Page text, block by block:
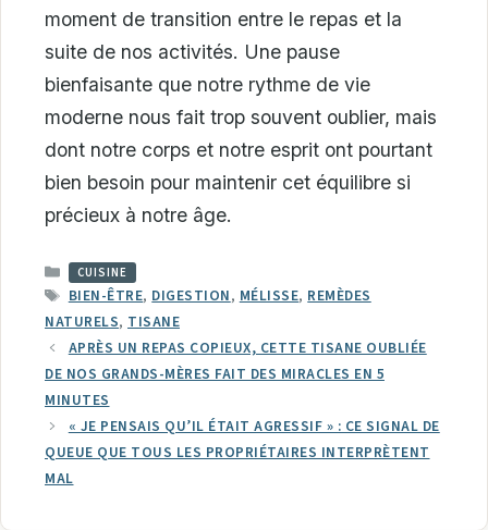
moment de transition entre le repas et la
suite de nos activités. Une pause
bienfaisante que notre rythme de vie
moderne nous fait trop souvent oublier, mais
dont notre corps et notre esprit ont pourtant
bien besoin pour maintenir cet équilibre si
précieux à notre âge.
CATÉGORIES
CUISINE
ÉTIQUETTES
BIEN-ÊTRE, DIGESTION, MÉLISSE, REMÈDES
NATURELS, TISANE
APRÈS UN REPAS COPIEUX, CETTE TISANE OUBLIÉE
DE NOS GRANDS-MÈRES FAIT DES MIRACLES EN 5
MINUTES
« JE PENSAIS QU’IL ÉTAIT AGRESSIF » : CE SIGNAL DE
QUEUE QUE TOUS LES PROPRIÉTAIRES INTERPRÈTENT
MAL